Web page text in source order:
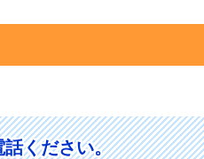
ください。